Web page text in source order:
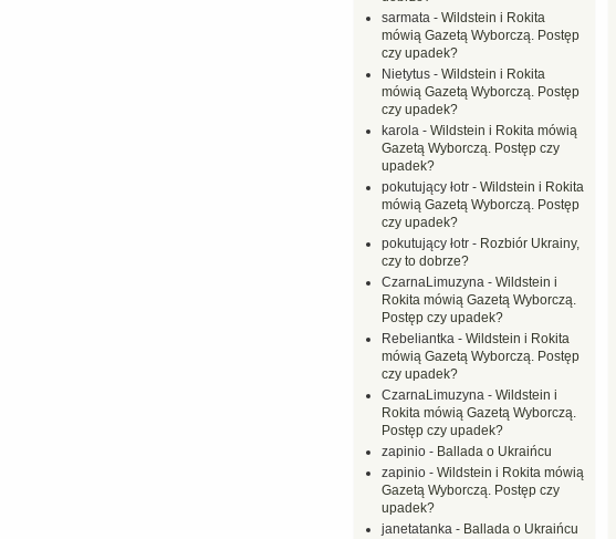
sarmata - Wildstein i Rokita
mówią Gazetą Wyborczą. Postęp
czy upadek?
Nietytus - Wildstein i Rokita
mówią Gazetą Wyborczą. Postęp
czy upadek?
karola - Wildstein i Rokita mówią
Gazetą Wyborczą. Postęp czy
upadek?
pokutujący łotr - Wildstein i Rokita
mówią Gazetą Wyborczą. Postęp
czy upadek?
pokutujący łotr - Rozbiór Ukrainy,
czy to dobrze?
CzarnaLimuzyna - Wildstein i
Rokita mówią Gazetą Wyborczą.
Postęp czy upadek?
Rebeliantka - Wildstein i Rokita
mówią Gazetą Wyborczą. Postęp
czy upadek?
CzarnaLimuzyna - Wildstein i
Rokita mówią Gazetą Wyborczą.
Postęp czy upadek?
zapinio - Ballada o Ukraińcu
zapinio - Wildstein i Rokita mówią
Gazetą Wyborczą. Postęp czy
upadek?
janetatanka - Ballada o Ukraińcu